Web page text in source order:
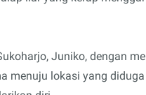
Juniko, dengan
menuju lokasi yang